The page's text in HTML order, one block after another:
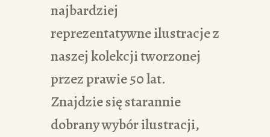
najbardziej
reprezentatywne ilustracje z
naszej kolekcji tworzonej
przez prawie 50 lat.
Znajdzie się starannie
dobrany wybór ilustracji,